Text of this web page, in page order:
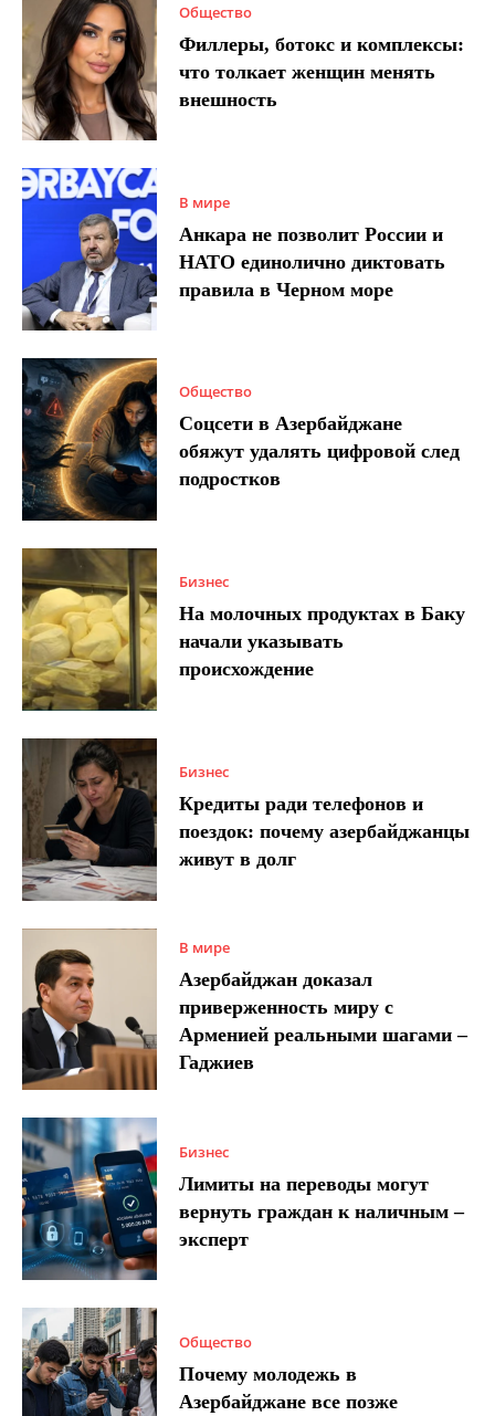
Общество
Филлеры, ботокс и комплексы:
что толкает женщин менять
внешность
В мире
Анкара не позволит России и
НАТО единолично диктовать
правила в Черном море
Общество
Соцсети в Азербайджане
обяжут удалять цифровой след
подростков
Бизнес
На молочных продуктах в Баку
начали указывать
происхождение
Бизнес
Кредиты ради телефонов и
поездок: почему азербайджанцы
живут в долг
В мире
Азербайджан доказал
приверженность миру с
Арменией реальными шагами –
Гаджиев
Бизнес
Лимиты на переводы могут
вернуть граждан к наличным –
эксперт
Общество
Почему молодежь в
Азербайджане все позже